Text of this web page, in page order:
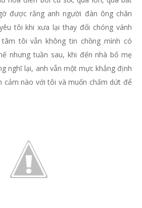
được rằng anh người đàn ông chân
tôi khi xưa lại thay đổi chóng vánh
tôi vẫn không tin chồng mình có
nhưng tuần sau, khi đến nhà bố mẹ
nghĩ lại, anh vẫn một mực khẳng định
cảm nào với tôi và muốn chấm dứt để